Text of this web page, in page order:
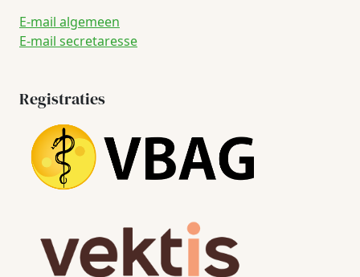
E-mail algemeen
E-mail secretaresse
Registraties